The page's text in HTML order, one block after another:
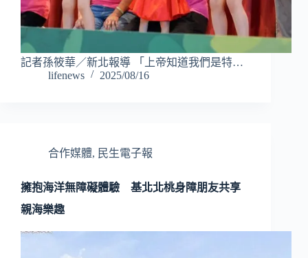
記者孫筱華／新北報導 「上帝知道我們是特…
lifenews
2025/08/16
合作媒體, 民生電子報
擁抱海洋無障礙體驗 基北北桃身障朋友共享
親海樂趣